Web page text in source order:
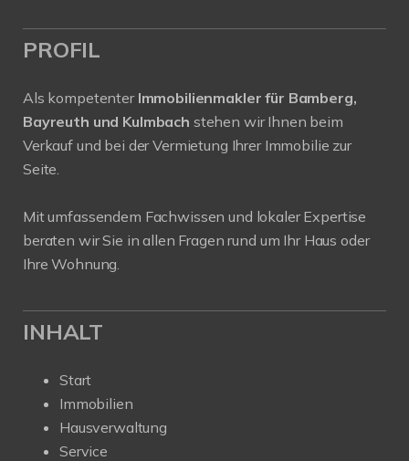
PROFIL
Als kompetenter Immobilienmakler für Bamberg,
Bayreuth und Kulmbach stehen wir Ihnen beim
Verkauf und bei der Vermietung Ihrer Immobilie zur
Seite.
Mit umfassendem Fachwissen und lokaler Expertise
beraten wir Sie in allen Fragen rund um Ihr Haus oder
Ihre Wohnung.
INHALT
Start
Immobilien
Hausverwaltung
Service